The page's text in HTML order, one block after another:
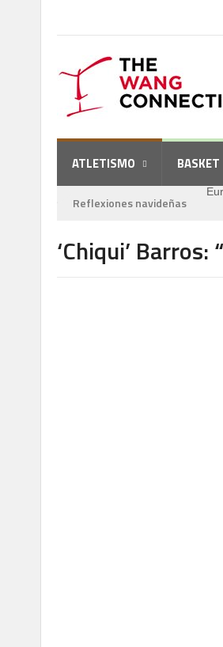
ATLETISMO BASKET
Reflexiones navideñas
‘Chiqui’